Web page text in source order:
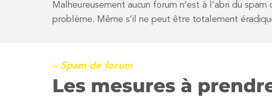
Malheureusement aucun forum n’est à l’abri du
problème. Même s’il ne peut être totalement
– Spam de forum
Les mesures à